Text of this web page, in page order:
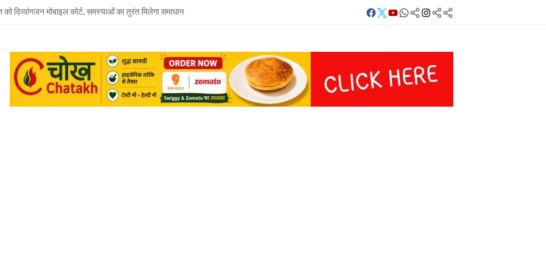
दिव्यांगजन मोबाइल कोर्ट, समस्याओं का तुरंत मिलेगा समाधान
में उमाशंकर सिंह को अंतिम विदाई, बेटे प्रिंस युकेश देंगे मुखाग्नि
को होगा उमाशंकर सिंह का अंतिम संस्कार, दुकानें बंद कर व्यापारियों ने दी श्रद्धांजलि
विधानसभा से जुड़े थे उमाशंकर सिंह, पूरे सदन ने की थी जल्द स्वस्थ होने की कामना
Facebook
Twitter
Youtube
Whatsapp
बलिया
लाइव
FOLLOW/JOIN
करें
Instagram
Telegram